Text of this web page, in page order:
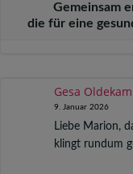
Gemeinsam
die für eine
Gesa
9. Januar 2026
Liebe Marion,
klingt rundum